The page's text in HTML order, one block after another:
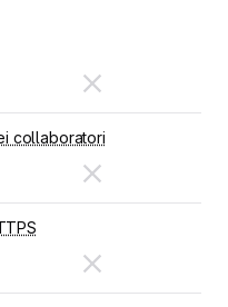
collaboratori